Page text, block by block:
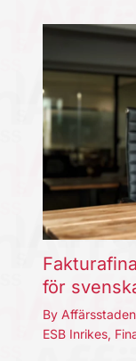
för
By Affärsstaden
ESB Inrikes,